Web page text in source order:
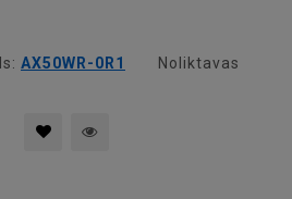
AX50WR-0R1
Noliktavas